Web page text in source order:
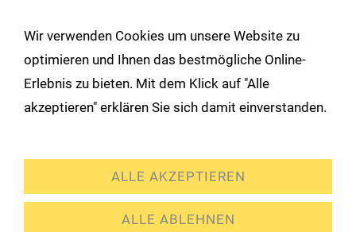
Navigation öffnen
Anmeldung
Bitte melden Sie sich mit Ihrem Kennwort an.
E-Mail oder Kundennummer:
Wir verwenden Cookies um unsere Website zu
optimieren und Ihnen das bestmögliche Online-
Erlebnis zu bieten. Mit dem Klick auf "Alle
akzeptieren" erklären Sie sich damit einverstanden.
ALLE AKZEPTIEREN
ALLE ABLEHNEN